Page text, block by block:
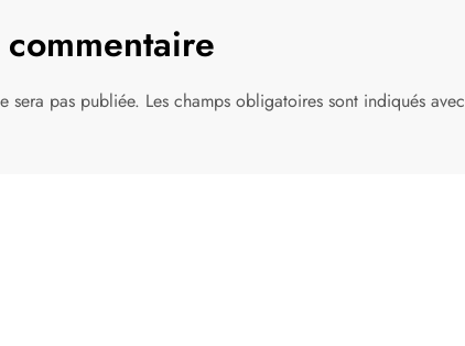
sera pas publiée. Les champs obligatoires sont indiqués avec